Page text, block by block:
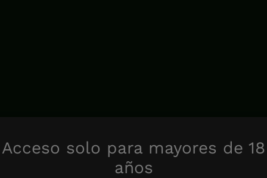
Acceso solo para mayores de 18
años